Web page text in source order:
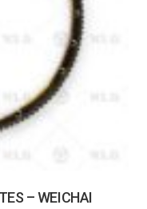
– WEICHAI